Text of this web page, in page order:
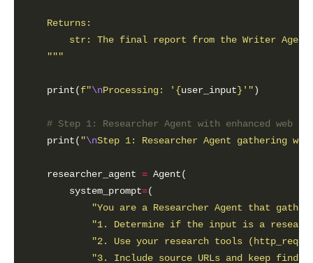
    """
    print(
f"\nProcessing: ' {user_input} '"
# Step 1: Researcher Agent with enhanced web
    print(
"\nStep 1: Researcher Agent gathering
    researcher_agent
=
        system_prompt
=
"You are a Researcher Agent that
"1. Determine if the input is a
"2. Use your research tools
"3. Include source URLs and keep